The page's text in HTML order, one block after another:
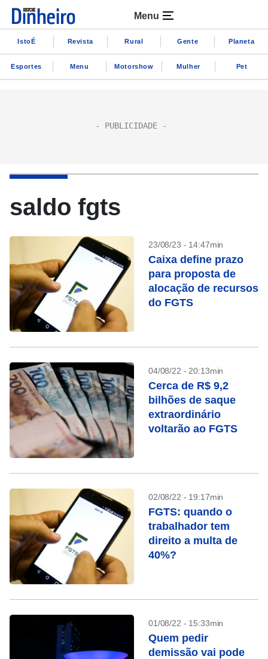
Menu
IstoÉ Revista Rural Gente Planeta
Esportes Menu Motorshow Mulher Pet
saldo fgts
23/08/23 - 14:47min
Caixa define prazo
para proposta de
alocação de recursos
do FGTS
04/08/22 - 20:13min
Cerca de R$ 9,2
bilhões de saque
extraordinário
voltarão ao FGTS
02/08/22 - 19:17min
FGTS: quando o
trabalhador tem
direito a multa de
40%?
01/08/22 - 15:33min
Quem pedir
demissão vai pode